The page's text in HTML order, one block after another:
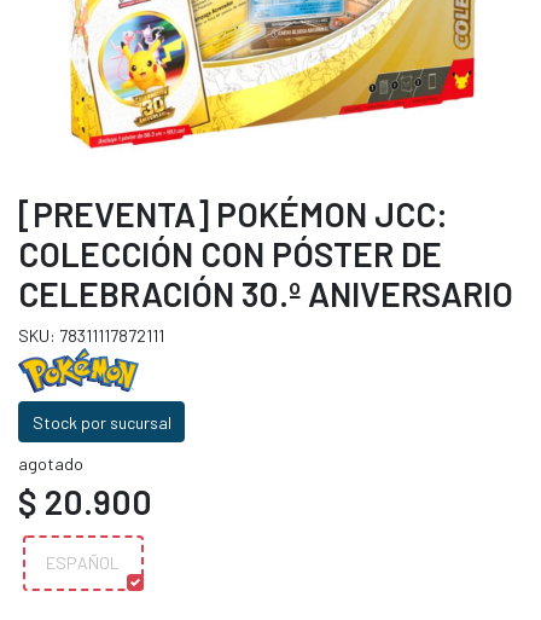
[PREVENTA] POKÉMON JCC:
COLECCIÓN CON PÓSTER DE
CELEBRACIÓN 30.º ANIVERSARIO
SKU: 78311117872111
Stock por sucursal
agotado
$ 20.900
ESPAÑOL